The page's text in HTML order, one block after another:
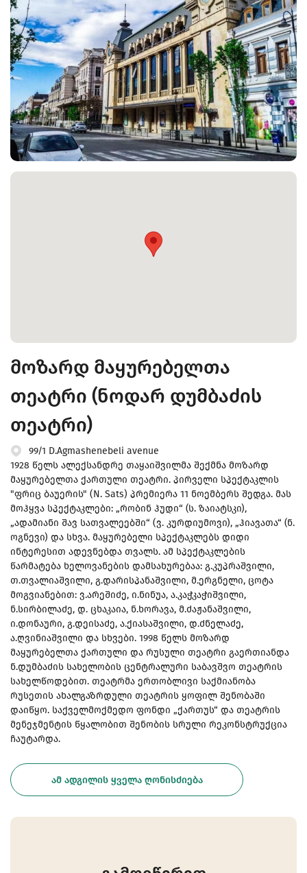
მოზარდ მაყურებელთა
თეატრი (ნოდარ დუმბაძის
თეატრი)
99/1 D.Agmashenebeli avenue
1928 წელს ალექსანდრე თაყაიშვილმა შექმნა მოზარდ
მაყურებელთა ქართული თეატრი. პირველი სპექტაკლის
"ფრიც ბაუერის" (N. Sats) პრემიერა 11 ნოემბერს შედგა. მას
მოჰყვა სპექტაკლები: „რობინ ჰუდი“ (ს. ზაიატსკი),
„ადამიანი შავ სათვალეებში“ (ვ. კურდიუმოვი), „ჰიავათა“ (ნ.
ოგნევი) და სხვა. მაყურებელი სპექტაკლებს დიდი
ინტერესით ადევნებდა თვალს. ამ სპექტაკლების
წარმატება ხელოვანების დამსახურებაა: გ.კუპრაშვილი,
თ.თვალიაშვილი, გ.დარისპანაშვილი, მ.ერგნელი, ცოტა
მოგვიანებით: ვ.არეშიძე, ი.ნინუა, ა.კაჭკაჭიშვილი,
ნ.სირბილაძე, დ. ცხაკაია, ნ.ხორავა, მ.ძაჟანაშვილი,
ი.დონაური, გ.დეისაძე, ა.ქიასაშვილი, დ.ძნელაძე,
ა.ღვინიაშვილი და სხვები. 1998 წელს მოზარდ
მაყურებელთა ქართული და რუსული თეატრი გაერთიანდა
ნ.დუმბაძის სახელობის ცენტრალური საბავშვო თეატრის
სახელწოდებით. თეატრმა ერთობლივი საქმიანობა
რუსეთის ახალგაზრდული თეატრის ყოფილ შენობაში
დაიწყო. საქველმოქმედო ფონდი „ქართუს“ და თეატრის
მენეჯმენტის წყალობით შენობის სრული რეკონსტრუქცია
ჩაუტარდა.
ᲐᲛ ᲐᲓᲒᲘᲚᲘᲡ ᲧᲕᲔᲚᲐ ᲦᲝᲜᲘᲡᲫᲘᲔᲑᲐ